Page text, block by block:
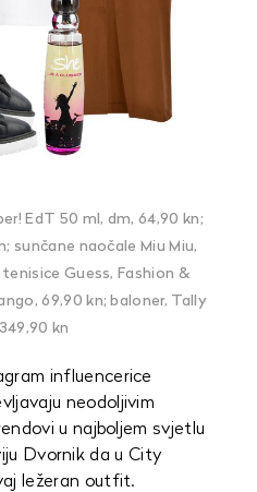
EdT 50 ml, dm, 64,90 kn;
sunčane naočale Miu Miu,
Guess, Fashion &
69,90 kn; baloner, Tally
kn
influencerice
neodoljivim
u najboljem svjetlu
Dvornik da u City
ležeran outfit.